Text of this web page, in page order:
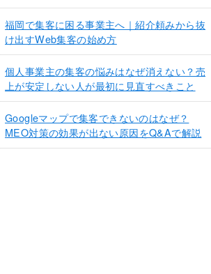
福岡で集客に困る事業主へ｜紹介頼みから抜
け出すWeb集客の始め方
個人事業主の集客の悩みはなぜ消えない？売
上が安定しない人が最初に見直すべきこと
Googleマップで集客できないのはなぜ？
MEO対策の効果が出ない原因をQ&Aで解説